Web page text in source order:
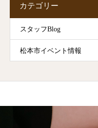
カテゴリー
スタッフBlog
松本市イベント情報